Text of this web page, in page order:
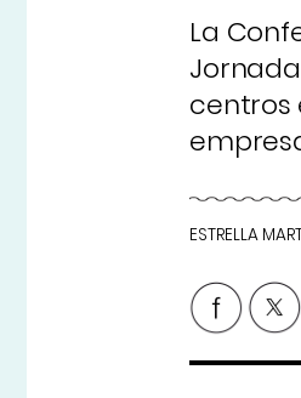
La
centros
ESTRELLA